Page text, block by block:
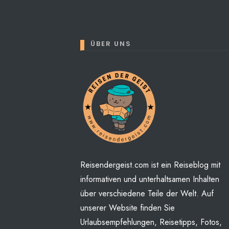
Perhaps You will find
ÜBER UNS
Reisendergeist.com ist ein Reiseblog mit
informativen und unterhaltsamen Inhalten
über verschiedene Teile der Welt. Auf
unserer Website finden Sie
Urlaubsempfehlungen, Reisetipps, Fotos,